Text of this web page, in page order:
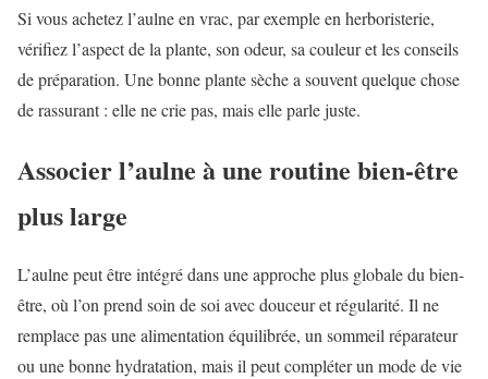
Si vous achetez l’aulne en vrac, par exemple en herboristerie,
vérifiez l’aspect de la plante, son odeur, sa couleur et les conseils
de préparation. Une bonne plante sèche a souvent quelque chose
de rassurant : elle ne crie pas, mais elle parle juste.
Associer l’aulne à une routine bien-être
plus large
L’aulne peut être intégré dans une approche plus globale du bien-
être, où l’on prend soin de soi avec douceur et régularité. Il ne
remplace pas une alimentation équilibrée, un sommeil réparateur
ou une bonne hydratation, mais il peut compléter un mode de vie